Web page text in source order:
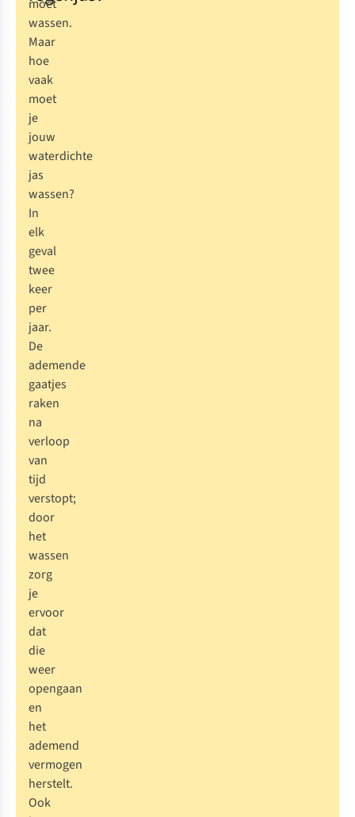
moet
wassen.
Maar
hoe
vaak
moet
je
jouw
waterdichte
jas
wassen?
In
elk
geval
twee
keer
per
jaar.
De
ademende
gaatjes
raken
na
verloop
van
tijd
verstopt;
door
het
wassen
zorg
je
ervoor
dat
die
weer
opengaan
en
het
ademend
vermogen
herstelt.
Ook